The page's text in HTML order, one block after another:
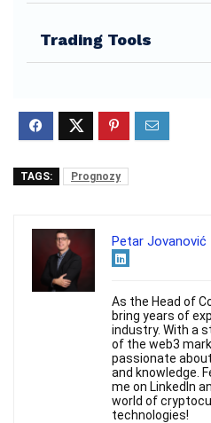
Trading Tools
TAGS: Prognozy
Petar Jovanović
As the Head of
bring years of
industry. With a
of the web3
passionate
and knowledge.
me on LinkedIn
world of
technologies!